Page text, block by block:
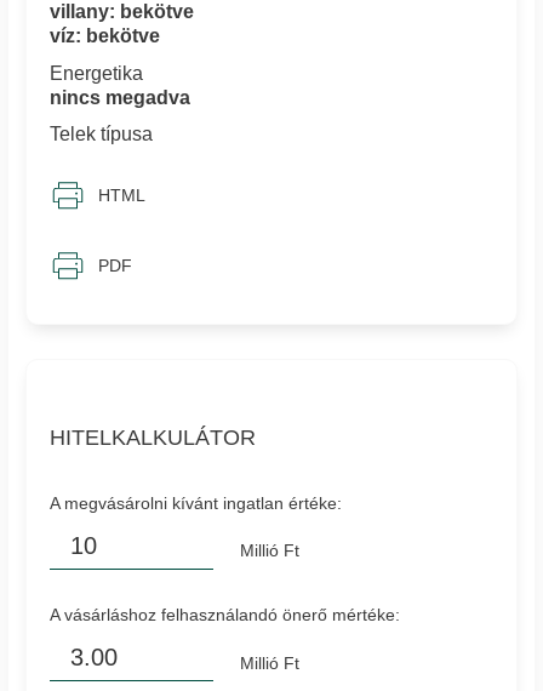
HITELKALKULÁTOR
A megvásárolni kívánt ingatlan értéke:
Millió Ft
A vásárláshoz felhasználandó önerő mértéke:
Millió Ft
villany: bekötve
víz: bekötve
Energetika
nincs megadva
Telek típusa
HTML
PDF